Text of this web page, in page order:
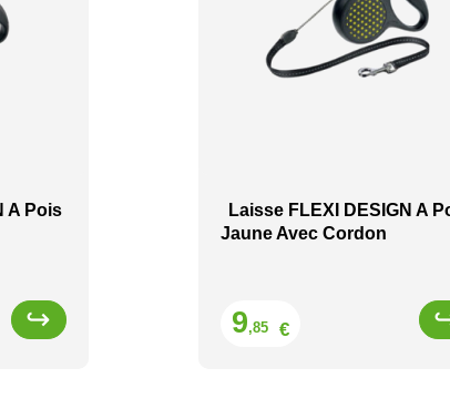
A Pois
Laisse FLEXI DESIGN A
Jaune Avec Cordon
9,85 €